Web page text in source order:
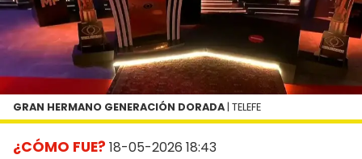
¿CÓMO FUE? 18-05-2026 18:43
GRAN HERMANO GENERACIÓN DORADA | TELEFE